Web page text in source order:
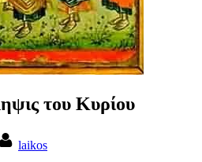
του Κυρίου
laikos